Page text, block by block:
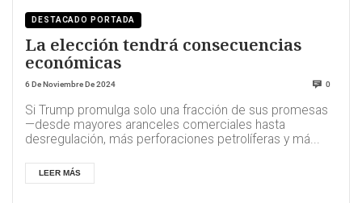
DESTACADO PORTADA
La elección tendrá consecuencias
económicas
6 De Noviembre De 2024 0
Si Trump promulga solo una fracción de sus promesas
—desde mayores aranceles comerciales hasta
desregulación, más perforaciones petrolíferas y má...
LEER MÁS